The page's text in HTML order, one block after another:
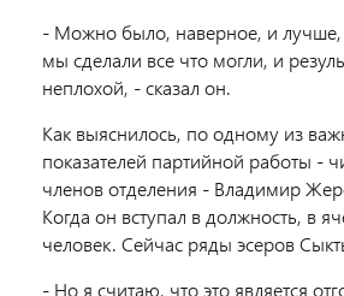
- Можно было, наверное, и лучше,
мы сделали все что могли, и
неплохой, - сказал он.
Как выяснилось, по одному из
показателей партийной работы -
членов отделения - Владимир
Когда он вступал в должность, в
человек. Сейчас ряды эсеров
- Но я считаю, что это является